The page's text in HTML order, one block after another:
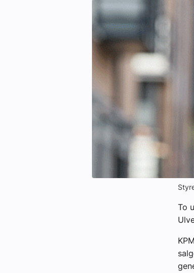
eBlad
Aktivitetskalender
Bransjekommentar
Nyheter
Aktuelle prosjekter
To